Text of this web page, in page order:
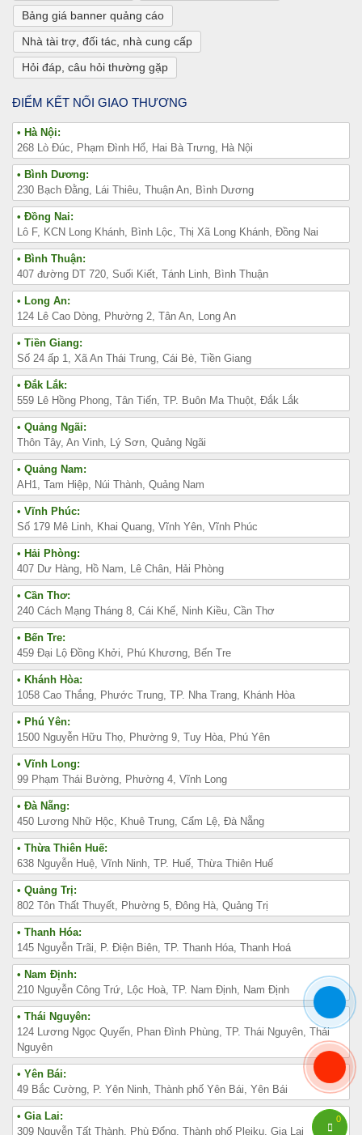
Bảng giá banner quảng cáo
Nhà tài trợ, đối tác, nhà cung cấp
Hỏi đáp, câu hỏi thường gặp
ĐIỂM KẾT NỐI GIAO THƯƠNG
• Hà Nội:
268 Lò Đúc, Phạm Đình Hổ, Hai Bà Trưng, Hà Nội
• Bình Dương:
230 Bạch Đằng, Lái Thiêu, Thuận An, Bình Dương
• Đồng Nai:
Lô F, KCN Long Khánh, Bình Lộc, Thị Xã Long Khánh, Đồng Nai
• Bình Thuận:
407 đường DT 720, Suối Kiết, Tánh Linh, Bình Thuận
• Long An:
124 Lê Cao Dòng, Phường 2, Tân An, Long An
• Tiền Giang:
Số 24 ấp 1, Xã An Thái Trung, Cái Bè, Tiền Giang
• Đắk Lắk:
559 Lê Hồng Phong, Tân Tiến, TP. Buôn Ma Thuột, Đắk Lắk
• Quảng Ngãi:
Thôn Tây, An Vinh, Lý Sơn, Quảng Ngãi
• Quảng Nam:
AH1, Tam Hiệp, Núi Thành, Quảng Nam
• Vĩnh Phúc:
Số 179 Mê Linh, Khai Quang, Vĩnh Yên, Vĩnh Phúc
• Hải Phòng:
407 Dư Hàng, Hồ Nam, Lê Chân, Hải Phòng
• Cần Thơ:
240 Cách Mạng Tháng 8, Cái Khế, Ninh Kiều, Cần Thơ
• Bến Tre:
459 Đại Lộ Đồng Khởi, Phú Khương, Bến Tre
• Khánh Hòa:
1058 Cao Thắng, Phước Trung, TP. Nha Trang, Khánh Hòa
• Phú Yên:
1500 Nguyễn Hữu Thọ, Phường 9, Tuy Hòa, Phú Yên
• Vĩnh Long:
99 Phạm Thái Bường, Phường 4, Vĩnh Long
• Đà Nẵng:
450 Lương Nhữ Hộc, Khuê Trung, Cẩm Lệ, Đà Nẵng
• Thừa Thiên Huế:
638 Nguyễn Huệ, Vĩnh Ninh, TP. Huế, Thừa Thiên Huế
• Quảng Trị:
802 Tôn Thất Thuyết, Phường 5, Đông Hà, Quảng Trị
• Thanh Hóa:
145 Nguyễn Trãi, P. Điện Biên, TP. Thanh Hóa, Thanh Hoá
• Nam Định:
210 Nguyễn Công Trứ, Lộc Hoà, TP. Nam Định, Nam Định
• Thái Nguyên:
124 Lương Ngọc Quyến, Phan Đình Phùng, TP. Thái Nguyên, Thái
Nguyên
• Yên Bái:
49 Bắc Cường, P. Yên Ninh, Thành phố Yên Bái, Yên Bái
• Gia Lai:
309 Nguyễn Tất Thành, Phù Đổng, Thành phố Pleiku, Gia Lai
0